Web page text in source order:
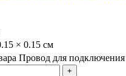
× 0.15 см
Провод для